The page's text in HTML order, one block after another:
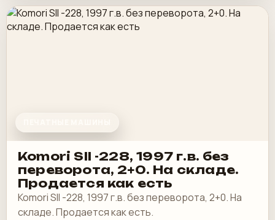
Komori SII -228, 1997 г.в. без
переворота, 2+0. На складе.
Продается как есть
Komori SII -228, 1997 г.в. без переворота, 2+0. На
складе. Продается как есть.